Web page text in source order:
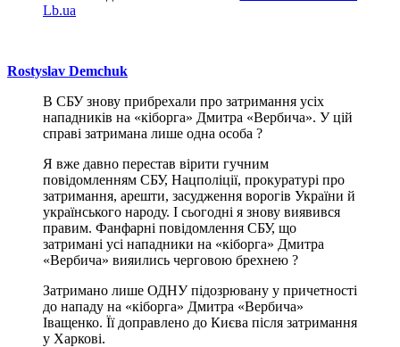
Lb.ua
Rostyslav Demchuk
В СБУ знову прибрехали про затримання усіх
нападників на «кіборга» Дмитра «Вербича». У цій
справі затримана лише одна особа ?
Я вже давно перестав вірити гучним
повідомленням СБУ, Нацполіції, прокуратурі про
затримання, арешти, засудження ворогів України й
українського народу. І сьогодні я знову виявився
правим. Фанфарні повідомлення СБУ, що
затримані усі нападники на «кіборга» Дмитра
«Вербича» вияились черговою брехнею ?
Затримано лише ОДНУ підозрювану у причетності
до нападу на «кіборга» Дмитра «Вербича»
Іващенко. Її доправлено до Києва після затримання
у Харкові.